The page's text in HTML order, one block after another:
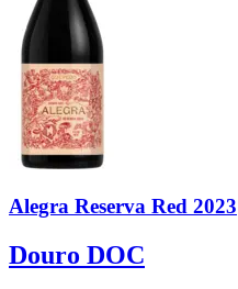
Alegra Reserva Red 2023
Douro DOC